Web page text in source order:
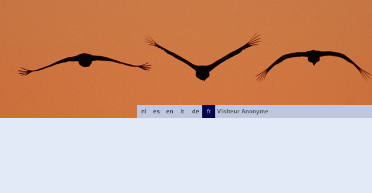
fr
de
it
en
es
nl
Visiteur Anonyme